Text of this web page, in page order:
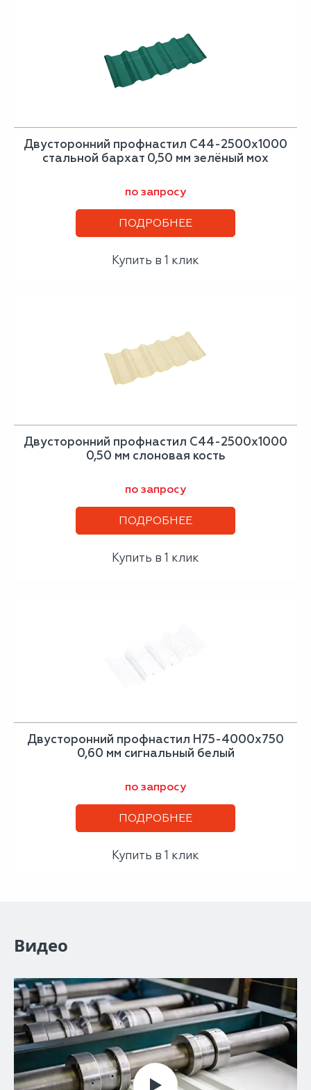
Двусторонний профнастил С44-2500х1000
стальной бархат 0,50 мм зелёный мох
по запросу
ПОДРОБНЕЕ
Купить в 1 клик
Двусторонний профнастил С44-2500х1000
0,50 мм слоновая кость
по запросу
ПОДРОБНЕЕ
Купить в 1 клик
Двусторонний профнастил Н75-4000х750
0,60 мм сигнальный белый
по запросу
ПОДРОБНЕЕ
Купить в 1 клик
Видео